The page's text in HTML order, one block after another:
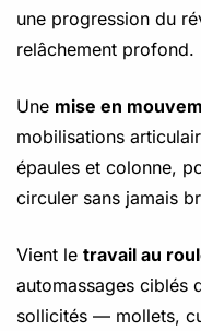
une progression du
relâchement profond.
Une mise en
mobilisations
épaules et colonne,
circuler sans jamais
Vient le travail au
automassages ciblés
sollicités — mollets,